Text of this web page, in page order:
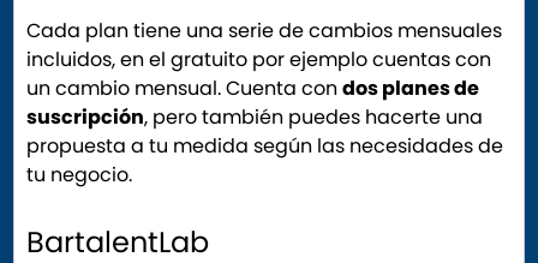
Cada plan tiene una serie de cambios mensuales
incluidos, en el gratuito por ejemplo cuentas con
un cambio mensual. Cuenta condos planes de
suscripción, pero también puedes hacerte una
propuesta a tu medida según las necesidades de
tu negocio.
BartalentLab